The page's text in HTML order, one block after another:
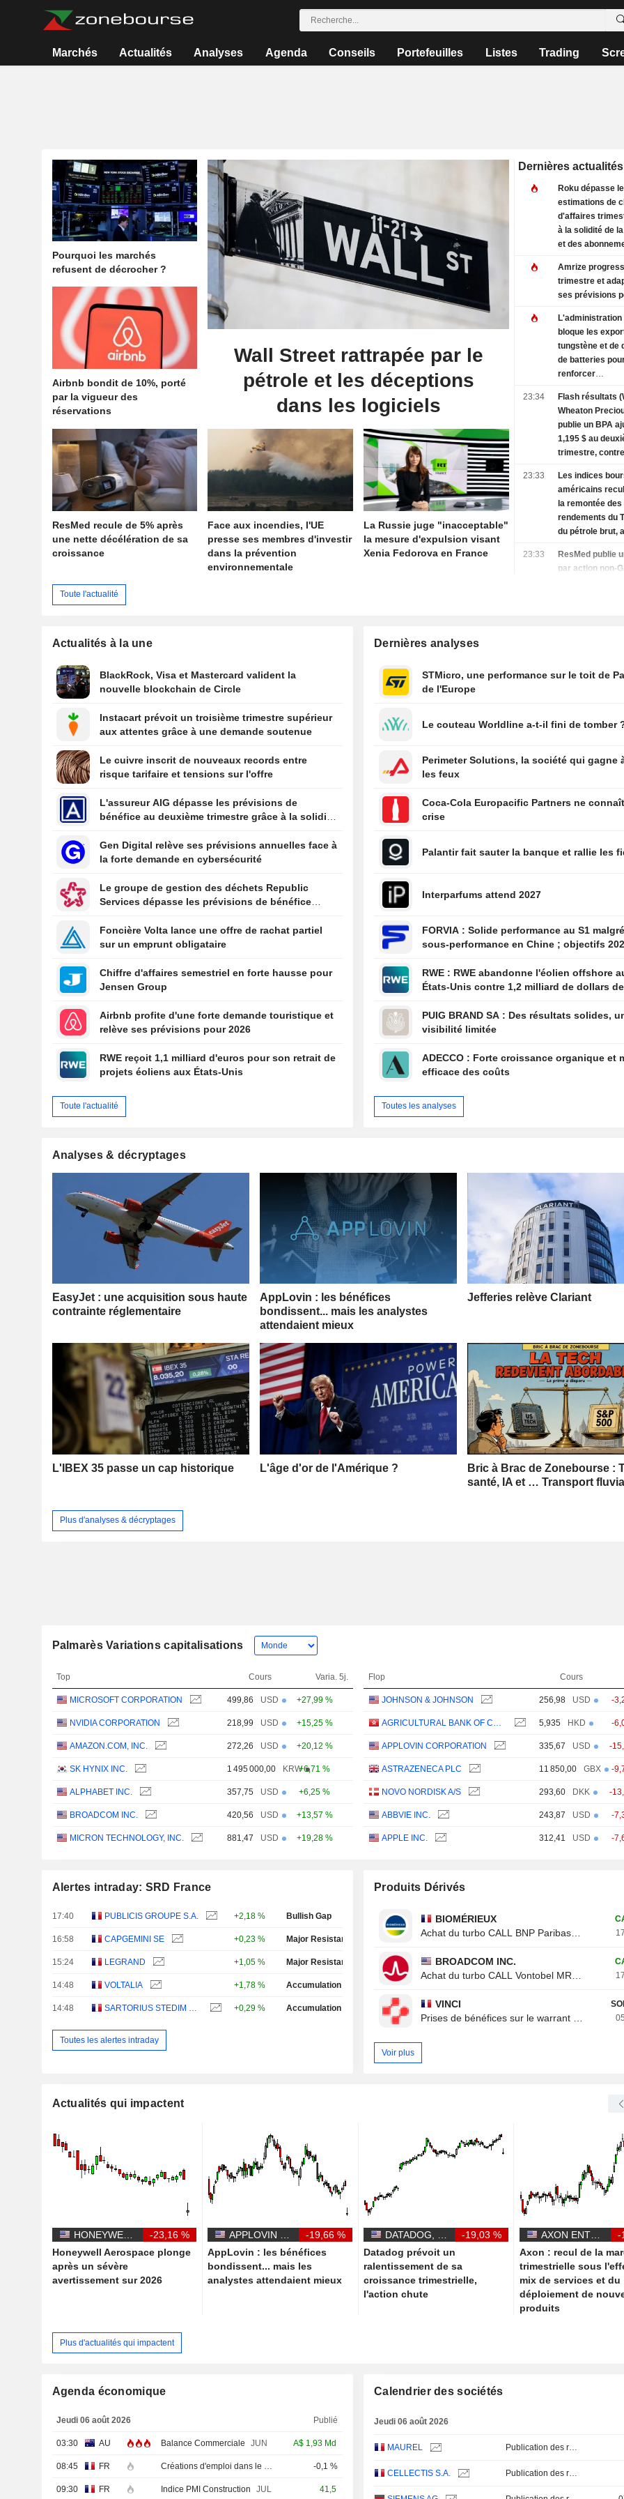
Marchés Actualités Analyses Agenda Conseils Portefeuilles Listes Trading
Pourquoi les marchés
refusent de décrocher ?
Airbnb bondit de 10%, porté
par la vigueur des
réservations
Wall Street rattrapée par le
pétrole et les déceptions
dans les logiciels
ResMed recule de 5% après
une nette décélération de sa
croissance
Face aux incendies, l'UE
presse ses membres d'investir
dans la prévention
environnementale
La Russie juge "inacceptable"
la mesure d'expulsion visant
Xenia Fedorova en France
Dernières actualités
Roku dépasse
estimations de
d'affaires
à la solidité de
et des
Amrize
trimestre et
ses prévisions
L'administration
bloque les
tungstène et de
de batteries
renforcer
américain en
23:34
Flash résultats
Wheaton
publie un BPA
1,195 $ au
trimestre,
1,14 $
23:33
Les indices
américains
la remontée des
rendements du
du pétrole brut,
23:33
ResMed publie
par action non-
de 929,2
attendus par le
hausse du
deuxième
d'affaires de
millions de
23:31
Sun Life
Mara publie une
1,60 $ au
de 0,06 $
consensus
Toute l'actualité
Actualités à la une
BlackRock, Visa et Mastercard valident la
nouvelle blockchain de Circle
Instacart prévoit un troisième trimestre supérieur
aux attentes grâce à une demande soutenue
Le cuivre inscrit de nouveaux records entre
risque tarifaire et tensions sur l'offre
L'assureur AIG dépasse les prévisions de
bénéfice au deuxième trimestre grâce à la solidité
Gen Digital relève ses prévisions annuelles face à
la forte demande en cybersécurité
Le groupe de gestion des déchets Republic
Services dépasse les prévisions de bénéfice
Foncière Volta lance une offre de rachat partiel
sur un emprunt obligataire
Chiffre d'affaires semestriel en forte hausse pour
Jensen Group
Airbnb profite d'une forte demande touristique et
relève ses prévisions pour 2026
RWE reçoit 1,1 milliard d'euros pour son retrait de
projets éoliens aux États-Unis
Toute l'actualité
Dernières analyses
STMicro, une performance sur le toit de
de l'Europe
Le couteau Worldline a-t-il fini de tomber
Perimeter Solutions, la société qui gagne
les feux
Coca-Cola Europacific Partners ne
crise
Palantir fait sauter la banque et rallie les
Interparfums attend 2027
FORVIA : Solide performance au S1 malgré la
sous-performance en Chine ; objectifs
RWE : RWE abandonne l'éolien offshore aux
États-Unis contre 1,2 milliard de dollars de
PUIG BRAND SA : Des résultats solides, une
visibilité limitée
ADECCO : Forte croissance organique et maîtrise
efficace des coûts
Toutes les analyses
Analyses & décryptages
EasyJet : une acquisition sous haute
contrainte réglementaire
AppLovin : les bénéfices
bondissent... mais les analystes
attendaient mieux
Jefferies relève Clariant
L'IBEX 35 passe un cap historique L'âge d'or de l'Amérique ?
Bric à Brac de Zonebourse :
santé, IA et … Transport fluvial
Plus d'analyses & décryptages
Palmarès Variations capitalisations
Top Cours Varia. 5j.
MICROSOFT CORPORATION 499,86 USD +27,99 %
NVIDIA CORPORATION 218,99 USD +15,25 %
AMAZON.COM, INC. 272,26 USD +20,12 %
SK HYNIX INC. 1 495 000,00 KRW+6,71 %
ALPHABET INC. 357,75 USD +6,25 %
BROADCOM INC. 420,56 USD +13,57 %
MICRON TECHNOLOGY, INC. 881,47 USD +19,28 %
Flop Cours
JOHNSON & JOHNSON 256,98 USD -
AGRICULTURAL BANK OF CHINA LIMITED 5,935 HKD -
APPLOVIN CORPORATION 335,67 USD -
ASTRAZENECA PLC 11 850,00 GBX -
NOVO NORDISK A/S 293,60 DKK -
ABBVIE INC. 243,87 USD -
APPLE INC. 312,41 USD -
Alertes intraday: SRD France
17:40 PUBLICIS GROUPE S.A. +2,18 % Bullish Gap
16:58 CAPGEMINI SE +0,23 % Major Resistance Test
15:24 LEGRAND +1,05 % Major Resistance Test
14:48 VOLTALIA +1,78 % Accumulation Phase
14:48 SARTORIUS STEDIM BIOTECH +0,29 % Accumulation Phase
Toutes les alertes intraday
Produits Dérivés
BIOMÉRIEUX
Achat du turbo CALL BNP Paribas 8ROZB
BROADCOM INC.
Achat du turbo CALL Vontobel MR20V
VINCI
Prises de bénéfices sur le warrant CALL
Voir plus
Actualités qui impactent
HONEYWELL AEROSPACE INC.
-23,16 %
Honeywell Aerospace plonge
après un sévère
avertissement sur 2026
-19,66 %
AppLovin : les bénéfices
bondissent... mais les
analystes attendaient mieux
-19,03 %
Datadog prévoit un
ralentissement de sa
croissance trimestrielle,
l'action chute
AXON ENTERPRISE, INC.
-
Axon : recul de la
trimestrielle sous
mix de services et du
déploiement de
produits
Plus d'actualités qui impactent
Agenda économique
Jeudi 06 août 2026 Publié
03:30 AU Balance Commerciale JUN A$ 1,93 Md
08:45 FR Créations d'emploi dans le secteur privé non agricole (Trimestriel) -0,1 %
09:30 FR Indice PMI Construction JUL 41,5
Calendrier des sociétés
Jeudi 06 août 2026
MAUREL Publication des résultats - Q2 2026
CELLECTIS S.A. Publication des résultats - Q2 2026